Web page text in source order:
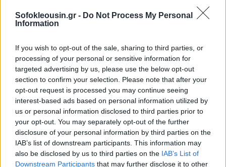
Sofokleousin.gr - Do Not Process My Personal
Information
If you wish to opt-out of the sale, sharing to third parties, or
processing of your personal or sensitive information for
targeted advertising by us, please use the below opt-out
section to confirm your selection. Please note that after your
opt-out request is processed you may continue seeing
interest-based ads based on personal information utilized by
us or personal information disclosed to third parties prior to
your opt-out. You may separately opt-out of the further
disclosure of your personal information by third parties on the
IAB’s list of downstream participants. This information may
also be disclosed by us to third parties on the IAB’s List of
Downstream Participants that may further disclose it to other
ανταγωνιστικές προσφορές ύψους 100 εκατ. ευρώ.
συμπληρωματικές μη ανταγωνιστικές προσφορές
την Πέμπτη 28 Μαΐου 2026.